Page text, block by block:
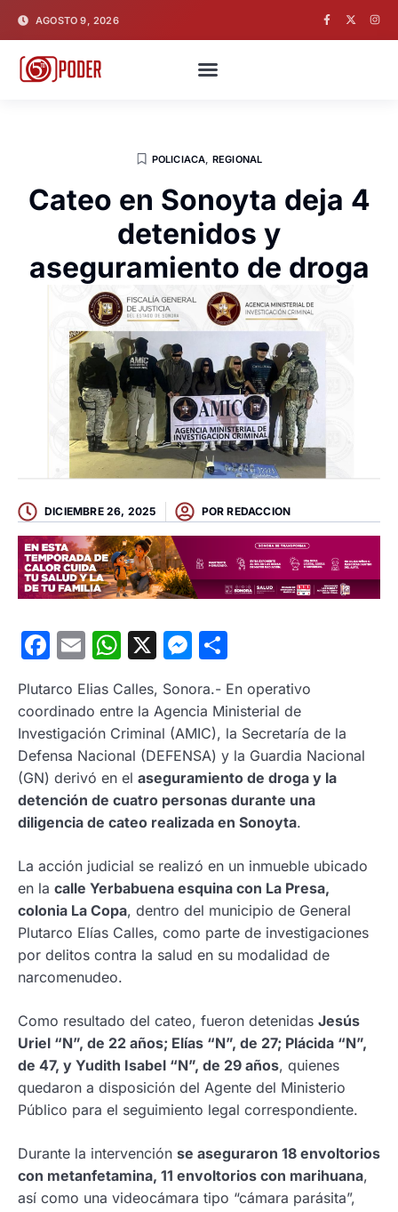
AGOSTO 9, 2026
POLICIACA, REGIONAL
Cateo en Sonoyta deja 4
detenidos y
aseguramiento de droga
DICIEMBRE 26, 2025 POR REDACCION
Facebook
EmailWhatsApp
X Messenger
Plutarco Elias Calles, Sonora.- En operativo
coordinado entre la Agencia Ministerial de
Investigación Criminal (AMIC), la Secretaría de la
Defensa Nacional (DEFENSA) y la Guardia Nacional
(GN) derivó en el aseguramiento de droga y la
detención de cuatro personas durante una
diligencia de cateo realizada en Sonoyta.
La acción judicial se realizó en un inmueble ubicado
en la calle Yerbabuena esquina con La Presa,
colonia La Copa, dentro del municipio de General
Plutarco Elías Calles, como parte de investigaciones
por delitos contra la salud en su modalidad de
narcomenudeo.
Como resultado del cateo, fueron detenidas Jesús
Uriel “N”, de 22 años; Elías “N”, de 27; Plácida “N”,
de 47, y Yudith Isabel “N”, de 29 años, quienes
quedaron a disposición del Agente del Ministerio
Público para el seguimiento legal correspondiente.
Durante la intervención se aseguraron 18 envoltorios
con metanfetamina, 11 envoltorios con marihuana,
así como una videocámara tipo “cámara parásita”,